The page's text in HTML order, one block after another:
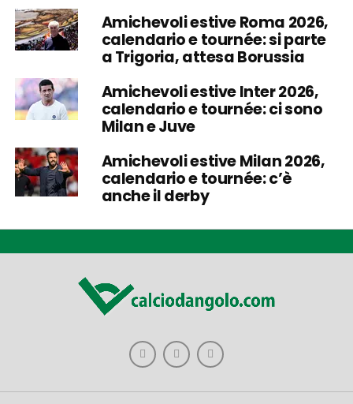
Amichevoli estive Roma 2026,
calendario e tournée: si parte
a Trigoria, attesa Borussia
Amichevoli estive Inter 2026,
calendario e tournée: ci sono
Milan e Juve
Amichevoli estive Milan 2026,
calendario e tournée: c’è
anche il derby